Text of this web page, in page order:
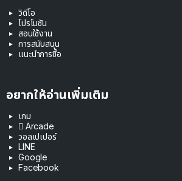
วิดีโอ
โปรโมชัน
สอนใช้งาน
การสนับสนุน
แนะนำการซื้อ
อยากให้อ่านเพิ่มเติม
เกม
 Arcade
วอลเปเปอร์
LINE
Google
Facebook